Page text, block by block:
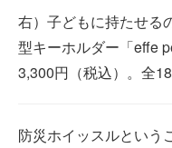
右）子どもに持たせる
型キーホルダー「effe
3,300円（税込）。全
防災ホイッスルという